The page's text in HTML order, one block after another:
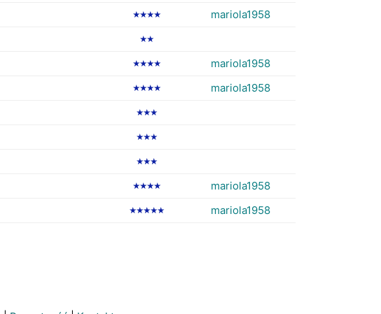
★★★★ mariola1958
★★
★★★★ mariola1958
★★★★ mariola1958
★★★
★★★
★★★
★★★★ mariola1958
★★★★★ mariola1958